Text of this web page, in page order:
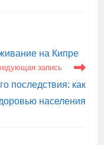
на Кипре
запись
последствия: как
населения